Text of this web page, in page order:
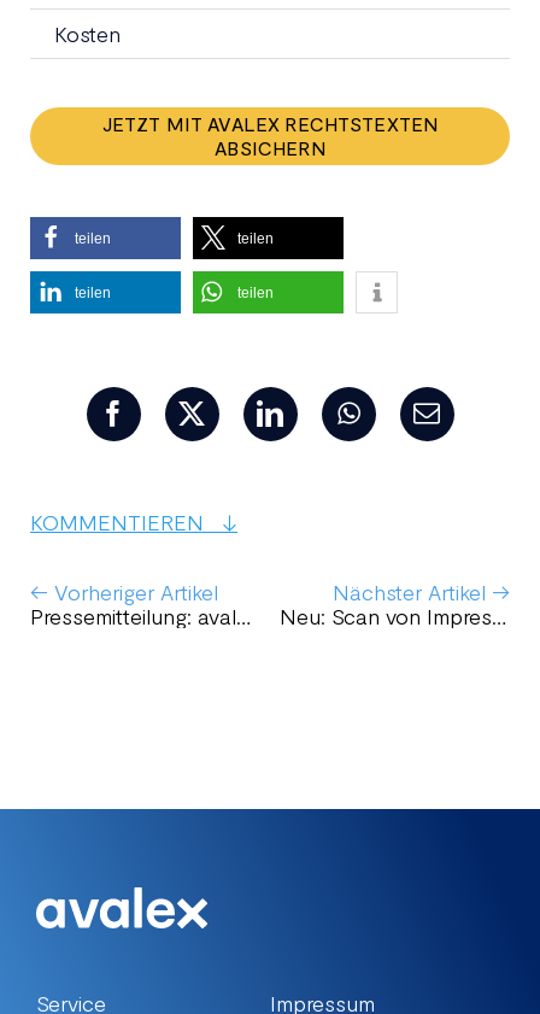
Kosten
JETZT MIT AVALEX RECHTSTEXTEN
ABSICHERN
teilen teilen
teilen teilen
KOMMENTIEREN
Facebook
X LinkedInWhatsApp
E-
← Vorheriger Artikel
Pressemitteilung: avalex 2.0 ist da!
Nächster Artikel →
Neu: Scan von Impressum, Widerrufsbelehrung & AGB
Service Impressum